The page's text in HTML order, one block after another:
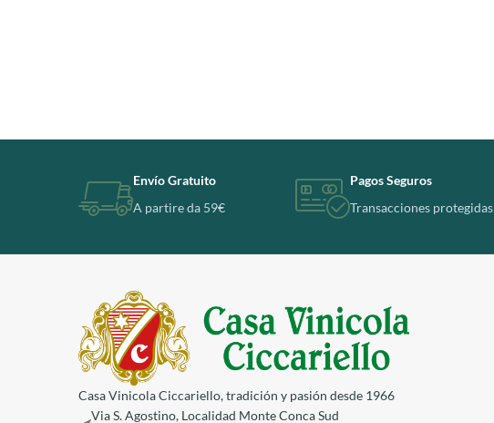
Envío Gratuito
A partire da 59€
Pagos Seguros
Transacciones protegidas
Casa Vinicola Ciccariello, tradición y pasión desde 1966
Via S. Agostino, Localidad Monte Conca Sud